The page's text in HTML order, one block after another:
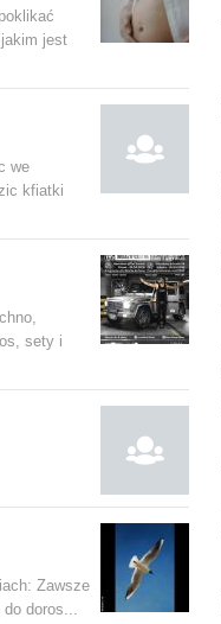
jest
we
kfiatki
sety i
Zawsze
doros...